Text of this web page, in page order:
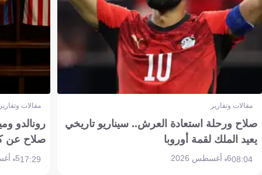
مقالات وتقارير
صلاح ورحلة استعادة العرش.. سيناريو تاريخي
يعيد الملك لقمة أوروبا
08:046 أغسطس 2026
مقالات
رونالدو
صلاح عن
17:295 أغسطس 2026